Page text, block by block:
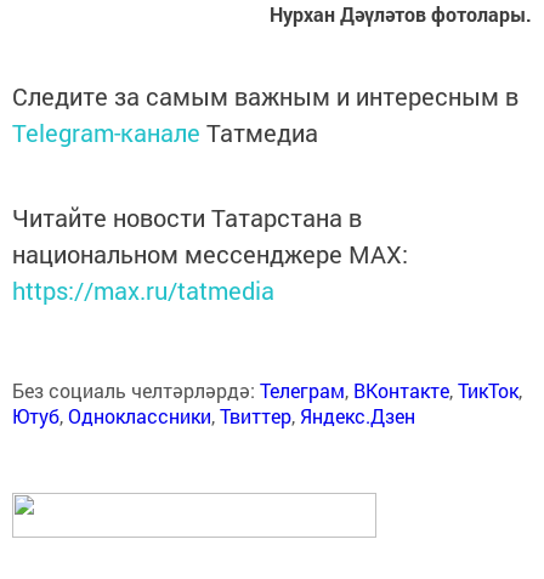
Нурхан Дәүләтов фотолары.
Следите за самым важным и интересным в
Telegram-канале Татмедиа
Читайте новости Татарстана в
национальном мессенджере MАХ:
https://max.ru/tatmedia
Без социаль челтәрләрдә: Телеграм, ВКонтакте,ТикТок,
Ютуб,Одноклассники,Твиттер, Яндекс.Дзен